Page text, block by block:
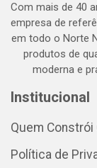
Com mais de 40
empresa de
em todo o Norte
produtos de
moderna e
Institucional
Quem Constrói
Política de